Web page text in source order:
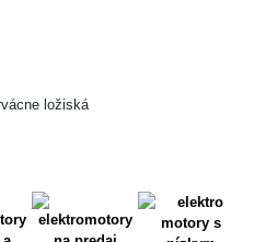
ložiská